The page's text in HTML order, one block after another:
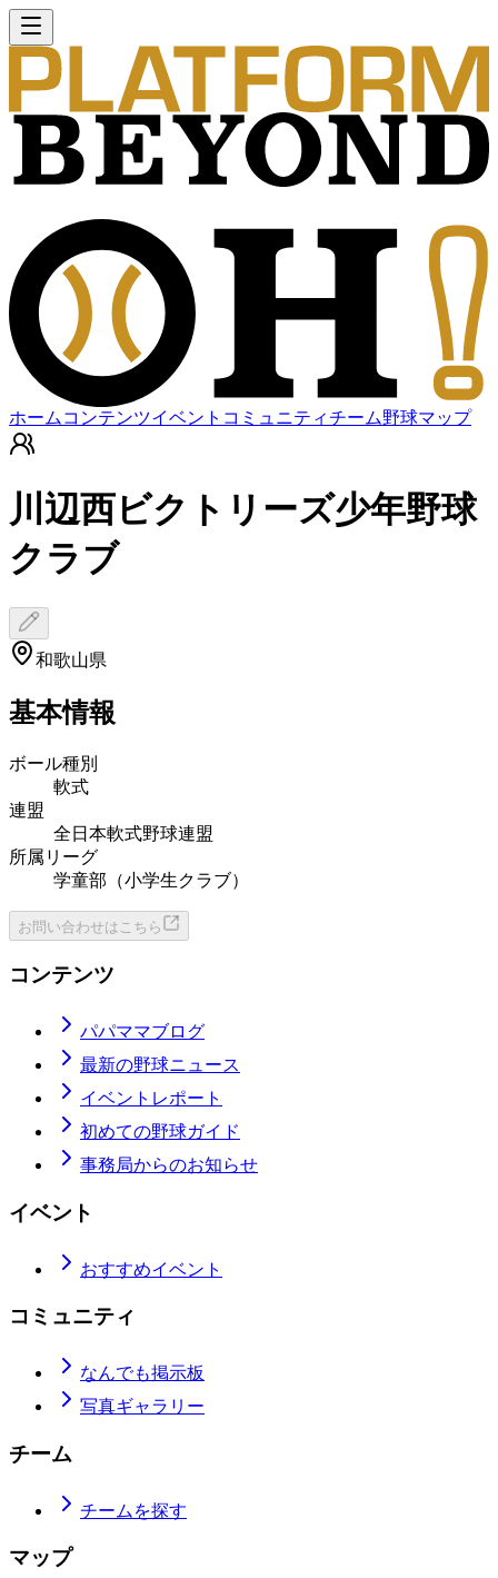
ホーム コンテンツイベント コミュニティチーム野球マップ
川辺西ビクトリーズ少年野球
クラブ
和歌山県
基本情報
ボール種別
軟式
連盟
全日本軟式野球連盟
所属リーグ
学童部（小学生クラブ）
お問い合わせはこちら
コンテンツ
パパママブログ
最新の野球ニュース
イベントレポート
初めての野球ガイド
事務局からのお知らせ
イベント
おすすめイベント
コミュニティ
なんでも掲示板
写真ギャラリー
チーム
チームを探す
マップ